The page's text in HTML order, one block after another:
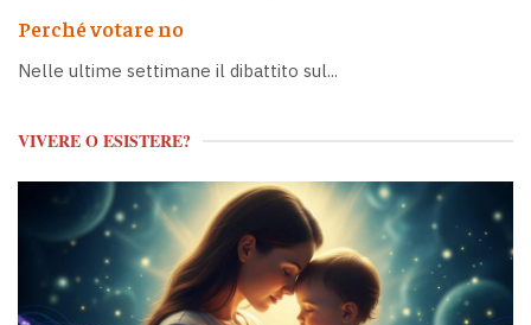
Perché votare no
Nelle ultime settimane il dibattito sul...
VIVERE O ESISTERE?